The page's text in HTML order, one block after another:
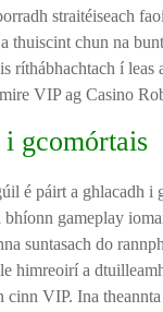
straitéiseach
thuiscint chun na
ríthábhachtach í leas
VIP ag Casino
gcomórtais
é páirt a ghlacadh
gameplay
suntasach do
himreoirí a
cinn VIP. Ina